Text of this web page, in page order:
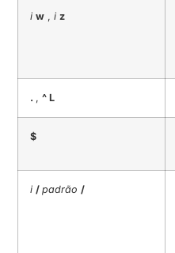
iw ,iz
. ,^ L
$
i /padrão /